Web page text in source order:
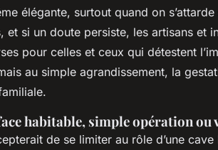
élégante, surtout quand on
et si un doute persiste, les artisans et
pour celles et ceux qui détestent
au simple agrandissement, la
habitable, simple opération ou
de se limiter au rôle d’une